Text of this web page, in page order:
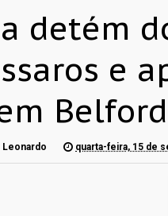
detém
e
Leonardo quarta-feira, 15 de